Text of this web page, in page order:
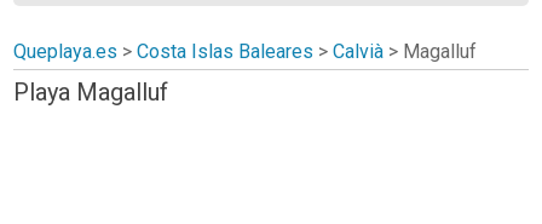
Queplaya.es >Costa Islas Baleares >Calvià > Magalluf
Playa Magalluf